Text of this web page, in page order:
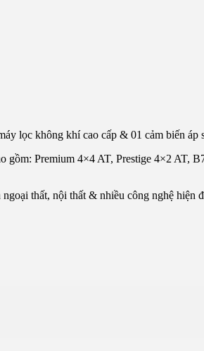
lọc không khí cao cấp & 01 cảm biến áp
gồm: Premium 4×4 AT, Prestige 4×2 AT,
thất, nội thất & nhiều công nghệ hiện